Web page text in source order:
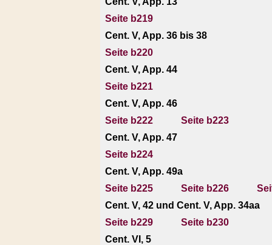
Seite b219
Cent. V, App. 36 bis 38
Seite b220
Cent. V, App. 44
Seite b221
Cent. V, App. 46
Seite b222
Seite b223
Cent. V, App. 47
Seite b224
Cent. V, App. 49a
Seite b225
Seite b226
Cent. V, 42 und Cent. V, App. 34aa
Seite b229
Seite b230
Cent. VI, 5